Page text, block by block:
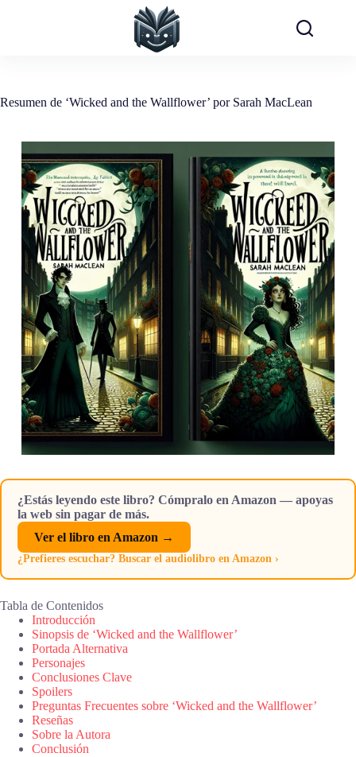
Resumen de ‘Wicked and the Wallflower’ por Sarah MacLean
¿Estás leyendo este libro? Cómpralo en Amazon — apoyas
la web sin pagar de más.
Ver el libro en Amazon →
¿Prefieres escuchar? Buscar el audiolibro en Amazon ›
Tabla de Contenidos
Introducción
Sinopsis de ‘Wicked and the Wallflower’
Portada Alternativa
Personajes
Conclusiones Clave
Spoilers
Preguntas Frecuentes sobre ‘Wicked and the Wallflower’
Reseñas
Sobre la Autora
Conclusión